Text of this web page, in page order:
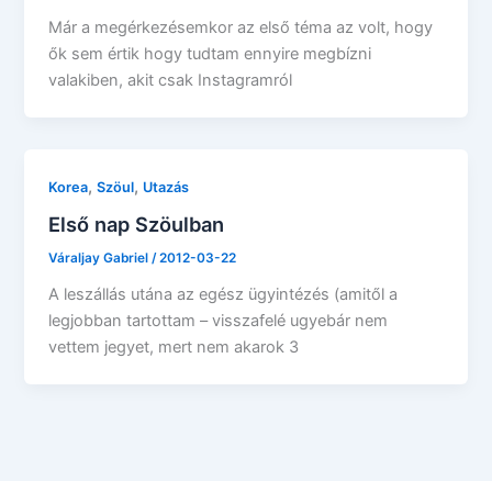
Már a megérkezésemkor az első téma az volt, hogy
ők sem értik hogy tudtam ennyire megbízni
valakiben, akit csak Instagramról
Korea,Szöul, Utazás
Első nap Szöulban
Váraljay Gabriel/2012-03-22
A leszállás utána az egész ügyintézés (amitől a
legjobban tartottam – visszafelé ugyebár nem
vettem jegyet, mert nem akarok 3